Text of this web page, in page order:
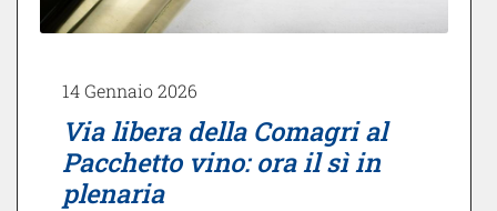
14 Gennaio 2026
Via libera della Comagri al
Pacchetto vino: ora il sì in
plenaria